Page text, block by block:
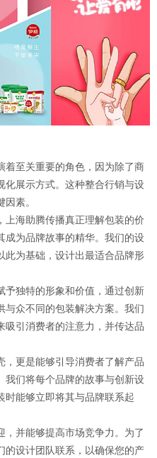
至关重要的角色，因为除了商
化展示方式。这种整合行销与设
素。
海助腾传播真正理解包装的价
成为品牌故事的精华。我们的设
此为基础，设计出最适合品牌形
予独特的形象和价值，通过创新
与众不同的包装解决方案。我们
吸引消费者的注意力，并传达品
更是能够引导消费者了解产品
我们将每个品牌的故事与创新设
时能够立即将其与品牌联系起
并能够提高市场竞争力。为了
的设计团队联系，以确保您的产